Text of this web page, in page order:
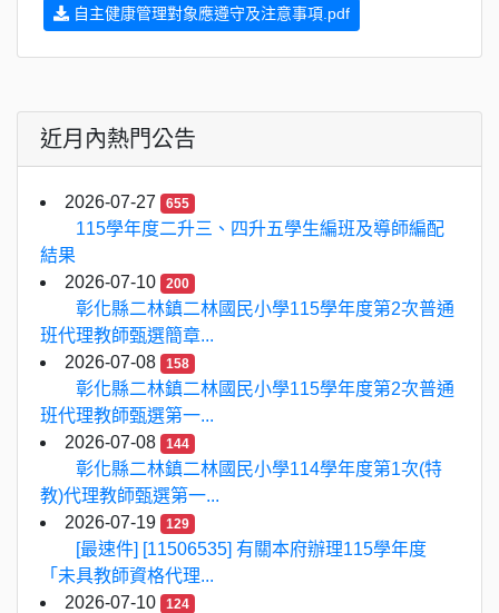
自主健康管理對象應遵守及注意事項.pdf
近月內熱門公告
2026-07-27 655
115學年度二升三、四升五學生編班及導師編配
結果
2026-07-10
200
彰化縣二林鎮二林國民小學115學年度第2次普通
班代理教師甄選簡章...
2026-07-08
158
彰化縣二林鎮二林國民小學115學年度第2次普通
班代理教師甄選第一...
2026-07-08
144
彰化縣二林鎮二林國民小學114學年度第1次(特
教)代理教師甄選第一...
2026-07-19
129
[最速件] [11506535] 有關本府辦理115學年度
「未具教師資格代理...
2026-07-10
124